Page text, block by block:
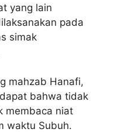
yang lain
pada
simak
mahzab Hanafi,
bahwa tidak
membaca niat
waktu Subuh.